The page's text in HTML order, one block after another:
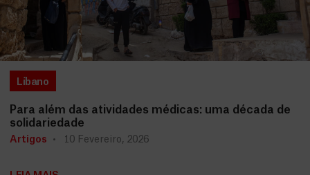
Líbano
Para além das atividades médicas: uma década de
solidariedade
Artigos 10 Fevereiro, 2026